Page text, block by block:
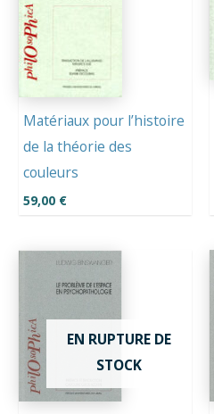
Matériaux pour l’histoire
de la théorie des
couleurs
59,00 €
EN RUPTURE DE
STOCK